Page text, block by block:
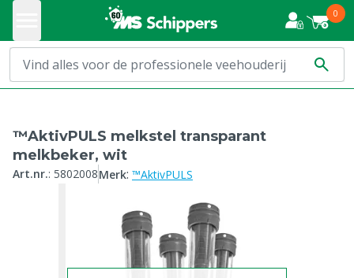
0
™AktivPULS melkstel transparant
melkbeker, wit
Art.nr.: 5802008Merk: ™AktivPULS